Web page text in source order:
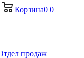
Корзина0 0
продаж